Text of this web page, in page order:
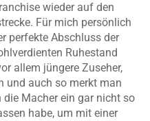
wieder auf den
Für mich persönlich
perfekte Abschluss der
Ruhestand
allem jüngere Zuseher,
und auch so merkt man
Macher ein gar nicht so
habe, um mit einer